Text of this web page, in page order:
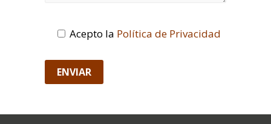
Acepto la Política de Privacidad